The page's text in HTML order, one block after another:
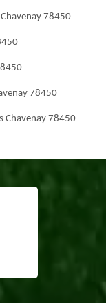
78450
78450
Chavenay 78450